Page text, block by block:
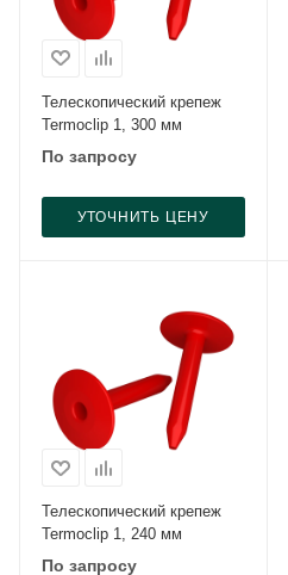
Телескопический крепеж
Termoclip 1, 300 мм
По запросу
УТОЧНИТЬ ЦЕНУ
Телескопический крепеж
Termoclip 1, 240 мм
По запросу